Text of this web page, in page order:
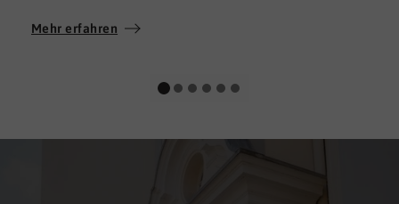
Soft Skills brauchen, finden sie in DNLA den
Mehr erfahren